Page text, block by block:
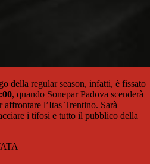
della regular season, infatti, è fissato
, quando Sonepar Padova scenderà
l’Itas Trentino. Sarà
i tifosi e tutto il pubblico della